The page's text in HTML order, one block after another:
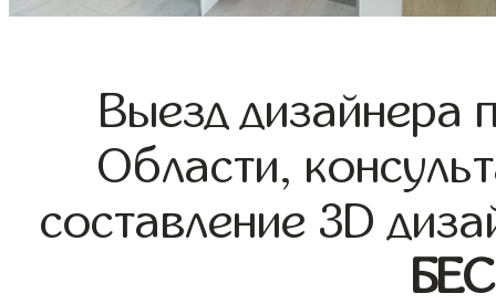
Выезд дизайнера
Области,
составление 3D